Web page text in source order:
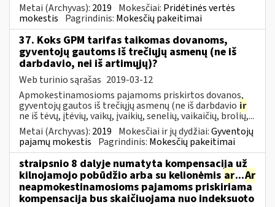
Metai (Archyvas): 2019 Mokesčiai: Pridėtinės vertės
mokestis Pagrindinis: Mokesčių pakeitimai
37. Koks GPM tarifas taikomas dovanoms,
gyventojų gautoms iš trečiųjų asmenų (ne iš
darbdavio, nei iš artimųjų)?
Web turinio sąrašas 2019-03-12
Apmokestinamosioms pajamoms priskirtos dovanos,
gyventojų gautos iš trečiųjų asmenų (ne iš darbdavio ir
ne iš tėvų, įtėvių, vaikų, įvaikių, senelių, vaikaičių, brolių,...
Metai (Archyvas): 2019 Mokesčiai ir jų dydžiai:Gyventojų
pajamų mokestis Pagrindinis: Mokesčių pakeitimai
straipsnio 8 dalyje numatyta kompensacija už
kilnojamojo pobūdžio arba su kelionėmis ar...Ar
neapmokestinamosioms pajamoms priskiriama
kompensacija bus skaičiuojama nuo indeksuoto